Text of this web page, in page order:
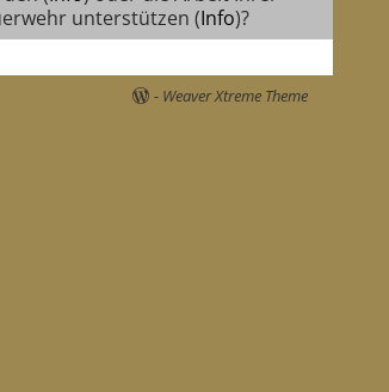
unterstützen (Info)?
- Weaver Xtreme Theme